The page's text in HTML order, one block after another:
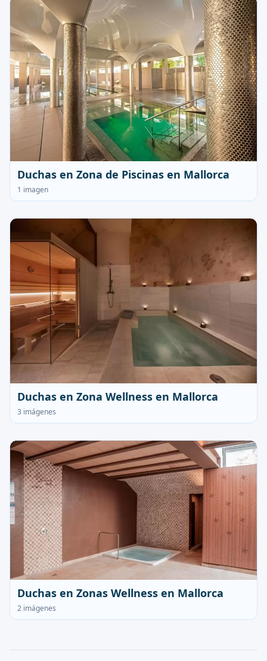
Duchas en Zona de Piscinas en Mallorca
1 imagen
Duchas en Zona Wellness en Mallorca
3 imágenes
Duchas en Zonas Wellness en Mallorca
2 imágenes